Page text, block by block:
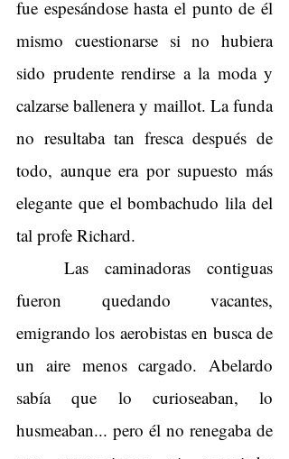
fue espesándose hasta el punto de él
mismo cuestionarse si no hubiera
sido prudente rendirse a la moda y
calzarse ballenera y maillot. La funda
no resultaba tan fresca después de
todo, aunque era por supuesto más
elegante que el bombachudo lila del
tal profe Richard.
Las caminadoras contiguas
fueron quedando vacantes,
emigrando los aerobistas en busca de
un aire menos cargado. Abelardo
sabía que lo curioseaban, lo
husmeaban... pero él no renegaba de